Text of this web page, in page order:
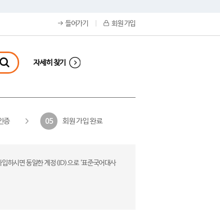
들어가기 회원 가입
자세히 찾기
증 05 회원 가입 완료
하시면 동일한 계정(ID)으로 ‘표준국어대사